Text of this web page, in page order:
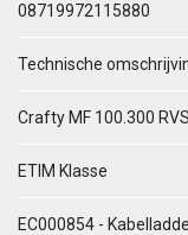
08719972115880
Technische
Crafty MF 100.300
ETIM Klasse
EC000854 -